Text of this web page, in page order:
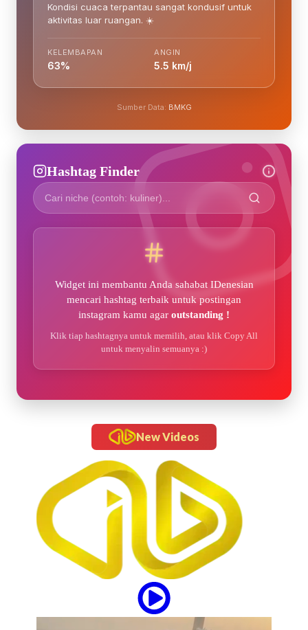
Kondisi cuaca terpantau sangat kondusif untuk
aktivitas luar ruangan. ☀️
KELEMBAPAN
63%
ANGIN
5.5 km/j
Sumber Data: BMKG
Hashtag Finder
Widget ini membantu Anda sahabat IDenesian
mencari hashtag terbaik untuk postingan
instagram kamu agar outstanding !
Klik tiap hashtagnya untuk memilih, atau klik Copy All
untuk menyalin semuanya :)
New Videos